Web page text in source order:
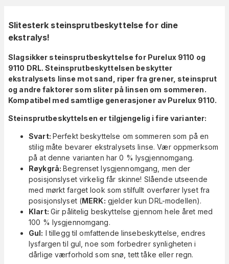
Slitesterk steinsprutbeskyttelse for dine
ekstralys!
Slagsikker steinsprutbeskyttelse for Purelux 9110 og
9110 DRL. Steinsprutbeskyttelsen beskytter
ekstralysets linse mot sand, riper fra grener, steinsprut
og andre faktorer som sliter på linsen om sommeren.
Kompatibel med samtlige generasjoner av Purelux 9110.
Steinsprutbeskyttelsen er tilgjengelig i fire varianter:
Svart: Perfekt beskyttelse om sommeren som på en
stilig måte bevarer ekstralysets linse. Vær oppmerksom
på at denne varianten har 0 % lysgjennomgang.
Røykgrå:Begrenset lysgjennomgang, men der
posisjonslyset virkelig får skinne! Slående utseende
med mørkt farget look som stilfullt overfører lyset fra
posisjonslyset (MERK: gjelder kun DRL-modellen).
Klart: Gir pålitelig beskyttelse gjennom hele året med
100 % lysgjennomgang.
Gul: I tillegg til omfattende linsebeskyttelse, endres
lysfargen til gul, noe som forbedrer synligheten i
dårlige værforhold som snø, tett tåke eller regn.